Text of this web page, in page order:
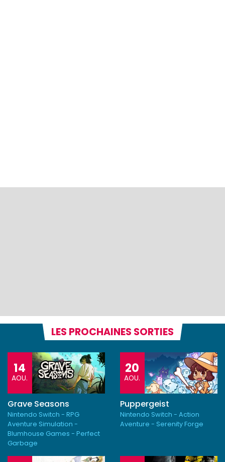
LES PROCHAINES SORTIES
14
AOU.
Grave Seasons
Nintendo Switch - RPG
Aventure Simulation -
Blumhouse Games - Perfect
Garbage
20
AOU.
Puppergeist
Nintendo Switch - Action
Aventure - Serenity Forge